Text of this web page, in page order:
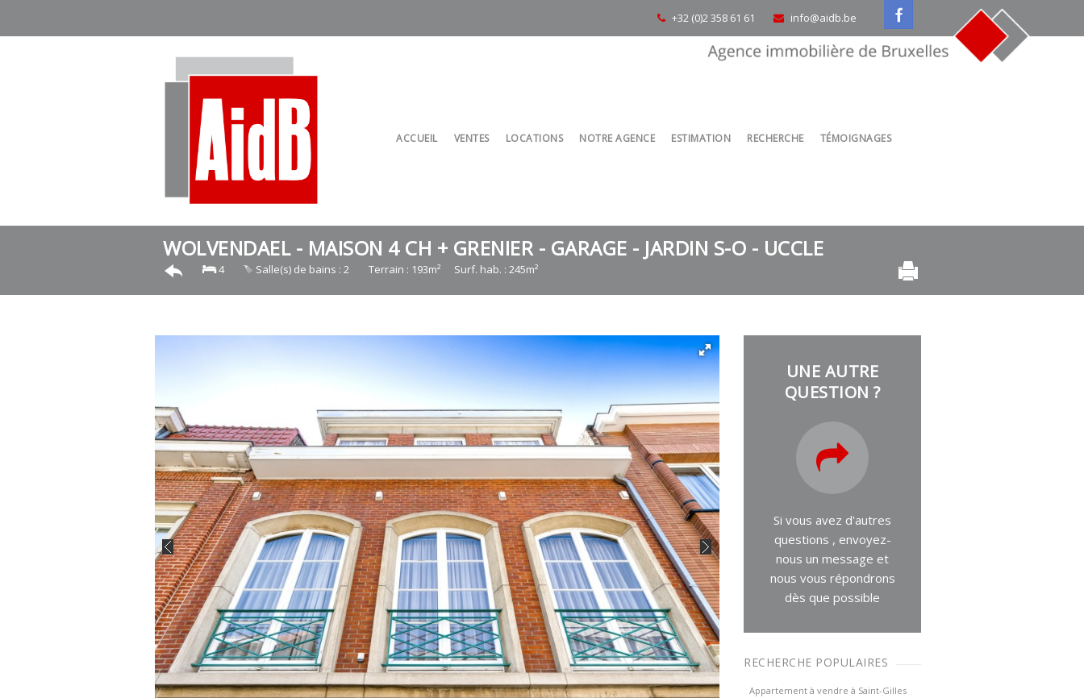
+32 (0)2 358 61 61 info@aidb.be
ACCUEIL VENTES LOCATIONS NOTRE AGENCE ESTIMATION RECHERCHE TÉMOIGNAGES
WOLVENDAEL - MAISON 4 CH + GRENIER - GARAGE - JARDIN S-O - UCCLE
4 Salle(s) de bains : 2 Terrain : 193m² Surf. hab. : 245m²
UNE AUTRE
QUESTION ?
Si vous avez d'autres
questions , envoyez-
nous un message et
nous vous répondrons
dès que possible
RECHERCHE POPULAIRES
Appartement à vendre à Saint-Gilles